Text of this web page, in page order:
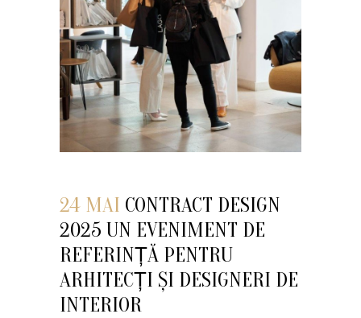
24 MAI CONTRACT DESIGN
2025 UN EVENIMENT DE
REFERINȚĂ PENTRU
ARHITECȚI ȘI DESIGNERI DE
INTERIOR